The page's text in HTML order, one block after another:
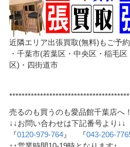
近隣エリア出張買取(無料)もご予約
・千葉市(若葉区・中央区・稲毛
区)・四街道市
売るのも買うのも愛品館千葉店へ！
↓↓お問い合わせは下記番号より↓↓
『0120-979-764 』 『043-206-